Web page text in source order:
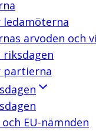
ledamöterna
arvoden och
partierna
EU-nämnden